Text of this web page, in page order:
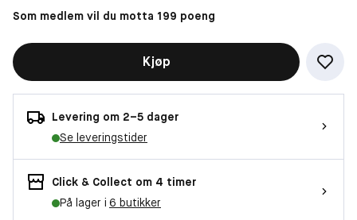
Som medlem vil du motta 199 poeng
Kjøp
Levering om 2–5 dager
Se leveringstider
Click & Collect om 4 timer
På lager i 6 butikker